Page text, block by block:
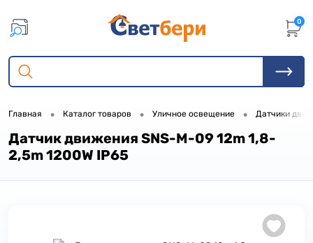
0
Главная • Каталог товаров • Уличное освещение • Датчики
Датчик движения SNS-M-09 12m 1,8-
2,5m 1200W IP65